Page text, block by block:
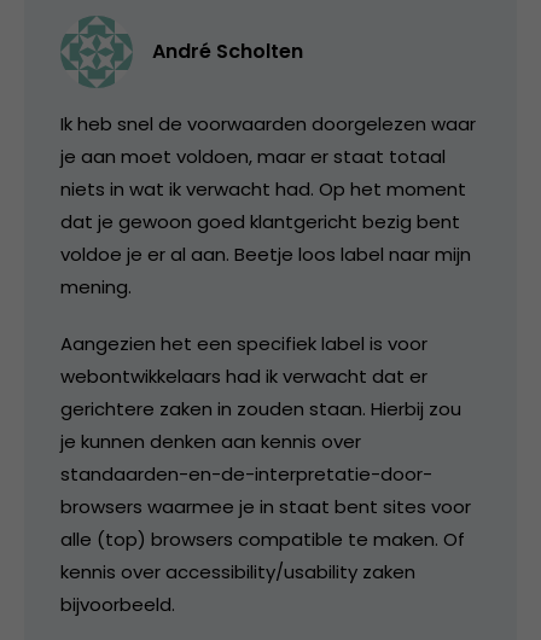
André Scholten
Ik heb snel de voorwaarden doorgelezen waar
je aan moet voldoen, maar er staat totaal
niets in wat ik verwacht had. Op het moment
dat je gewoon goed klantgericht bezig bent
voldoe je er al aan. Beetje loos label naar mijn
mening.
Aangezien het een specifiek label is voor
webontwikkelaars had ik verwacht dat er
gerichtere zaken in zouden staan. Hierbij zou
je kunnen denken aan kennis over
standaarden-en-de-interpretatie-door-
browsers waarmee je in staat bent sites voor
alle (top) browsers compatible te maken. Of
kennis over accessibility/usability zaken
bijvoorbeeld.